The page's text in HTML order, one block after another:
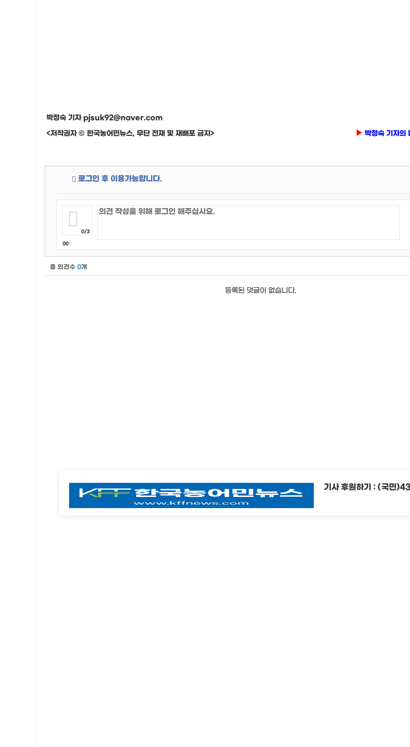
박정숙 기자 pjsuk92@naver.com
<저작권자 © 한국농어민뉴스, 무단 전재 및 재배포 금지>
박정숙 기자의
로그인 후 이용가능합니다.
0/3
00
총 의견수 0개
등록된 댓글이 없습니다.
기사 후원하기 : (국민